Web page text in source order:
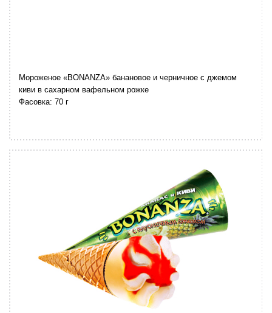
Мороженое «BONANZA» банановое и черничное с джемом
киви в сахарном вафельном рожке
Фасовка: 70 г